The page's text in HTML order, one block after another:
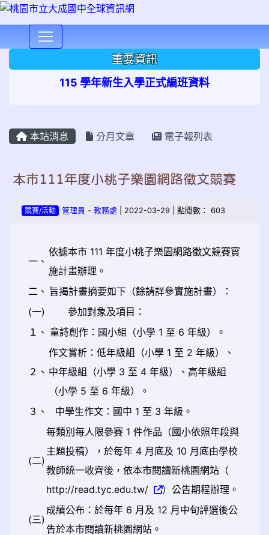
重要資訊
115 學年新生入學正式編班資料
本站消息 分月文章 電子報列表
本市111年度小桃子樂園網路徵文競賽
競賽/活動 管理員 - 教務處 | 2022-03-29 | 點閱數： 603
一、
依據本市 111 年度小桃子樂園網路徵文競賽實
施計畫辦理。
二、 旨揭計畫摘要如下（餘請詳參實施計畫）：
(一)
參加對象及項目：
１、 童詩創作：國小組（小學 1 至 6 年級）。
２、
作文賞析：低年級組（小學 1 至 2 年級）、
中年級組（小學 3 至 4 年級）、高年級組
（小學 5 至 6 年級）。
３、
中學生作文：國中 1 至 3 年級。
(二)
每類別每人限參賽 1 件作品（國小依照年段與
主題投稿），於每年 4 月底及 10 月底由學校
教師統一收齊後，依本市閱讀新桃園網站（
http://read.tyc.edu.tw/
）公告期程辦理。
(三)
成績公布：於每年 6 月及 12 月中旬評選後公
告於本市閱讀新桃園網站。